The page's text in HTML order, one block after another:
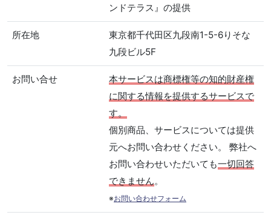
ンドテラス』の提供
所在地
東京都千代田区九段南1-5-6りそな
九段ビル5F
お問い合せ
本サービスは商標権等の知的財産権
に関する情報を提供するサービスで
す。
個別商品、サービスについては提供
元へお問い合わせください。 弊社へ
お問い合わせいただいても一切回答
できません。
※お問い合わせフォーム